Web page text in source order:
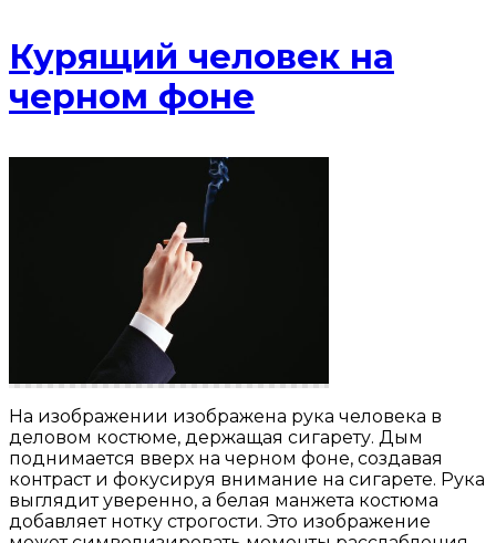
Курящий человек на
черном фоне
На изображении изображена рука человека в
деловом костюме, держащая сигарету. Дым
поднимается вверх на черном фоне, создавая
контраст и фокусируя внимание на сигарете. Рука
выглядит уверенно, а белая манжета костюма
добавляет нотку строгости. Это изображение